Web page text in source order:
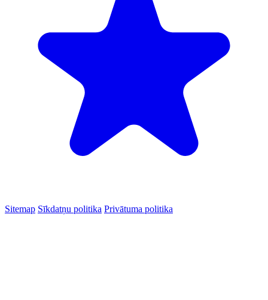
Sitemap Sīkdatņu politika Privātuma politika